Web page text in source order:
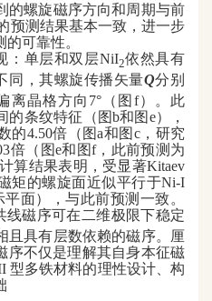
的螺旋磁序方向和周期与前
预测结果基本一致，进一步
可靠性。
：单层和双层NiI2依然具有
同，其螺旋传播矢量Q分别
离晶格方向7°（图f）。此
条纹特征（图b和图e），
的4.50倍（图a和图c，研究
倍（图e和图f，此前预测为
算结果表明，受显著Kitaev
矩的螺旋面近似平行于Ni-I
面），与此前预测一致。
线磁序可在二维极限下稳定
且具有层数依赖的磁序。厘
序不仅是理解其自身本征磁
型多铁材料的理性设计、构